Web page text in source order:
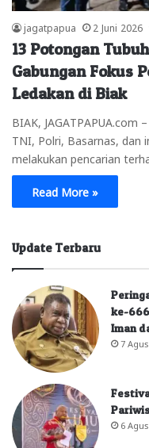
jagatpapua 2 Juni 2026
13 Potongan
Gabungan Fokus
Ledakan di Biak
BIAK, JAGATPAPUA.com
TNI, Polri, Basarnas, dan
melakukan pencarian
Read More »
Update Terbaru
ke-
Iman
7
6